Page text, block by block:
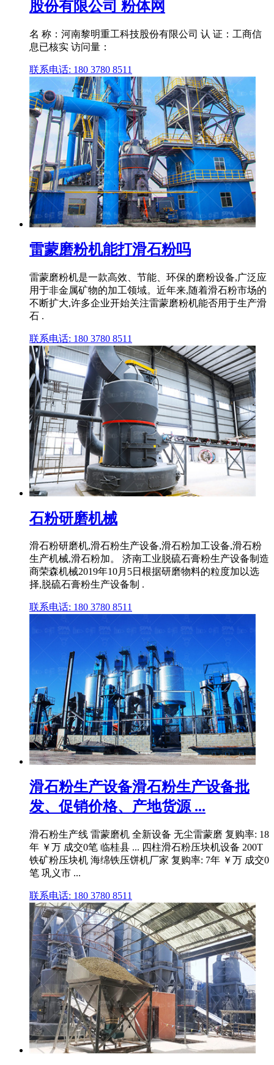
股份有限公司 粉体网
名 称：河南黎明重工科技股份有限公司 认 证：工商信
息已核实 访问量：
联系电话: 180 3780 8511
雷蒙磨粉机能打滑石粉吗
雷蒙磨粉机是一款高效、节能、环保的磨粉设备,广泛应
用于非金属矿物的加工领域。近年来,随着滑石粉市场的
不断扩大,许多企业开始关注雷蒙磨粉机能否用于生产滑
石 .
联系电话: 180 3780 8511
石粉研磨机械
滑石粉研磨机,滑石粉生产设备,滑石粉加工设备,滑石粉
生产机械,滑石粉加。 济南工业脱硫石膏粉生产设备制造
商荣森机械2019年10月5日根据研磨物料的粒度加以选
择,脱硫石膏粉生产设备制 .
联系电话: 180 3780 8511
滑石粉生产设备滑石粉生产设备批
发、促销价格、产地货源 ...
滑石粉生产线 雷蒙磨机 全新设备 无尘雷蒙磨 复购率: 18
年 ￥万 成交0笔 临桂县 ... 四柱滑石粉压块机设备 200T
铁矿粉压块机 海绵铁压饼机厂家 复购率: 7年 ￥万 成交0
笔 巩义市 ...
联系电话: 180 3780 8511